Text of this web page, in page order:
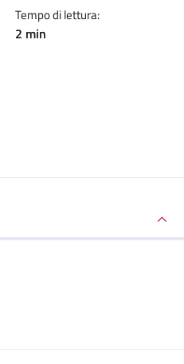
Tempo di lettura:
2 min